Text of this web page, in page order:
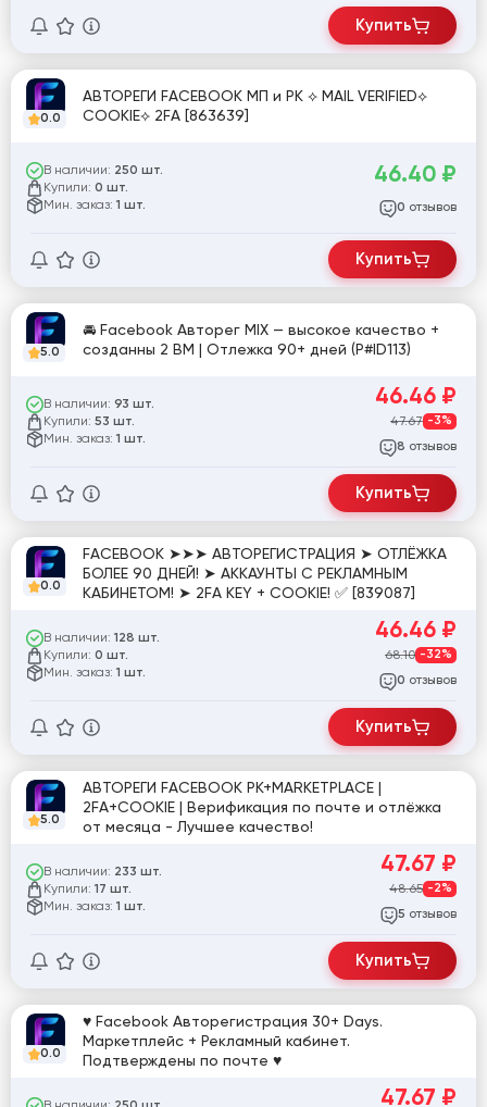
Купить
0.0
АВТОРЕГИ FACEBOOK МП и РК ⟡ MAIL VERIFIED⟡
COOKIE⟡ 2FA [863639]
В наличии: 250 шт.
Купили: 0 шт.
Мин. заказ: 1 шт.
46.40 ₽
0 отзывов
Купить
5.0
🚘 Facebook Авторег MIX — высокое качество +
созданны 2 BM | Отлежка 90+ дней (P#ID113)
В наличии: 93 шт.
Купили: 53 шт.
Мин. заказ: 1 шт.
46.46 ₽
47.67 -3%
8 отзывов
Купить
0.0
FACEBOOK ➤➤➤ АВТОРЕГИСТРАЦИЯ ➤ ОТЛЁЖКА
БОЛЕЕ 90 ДНЕЙ! ➤ АККАУНТЫ С РЕКЛАМНЫМ
КАБИНЕТОМ! ➤ 2FA KEY + COOKIE! ✅ [839087]
В наличии: 128 шт.
Купили: 0 шт.
Мин. заказ: 1 шт.
46.46 ₽
68.10 -32%
0 отзывов
Купить
5.0
АВТОРЕГИ FACEBOOK РК+MARKETPLACE |
2FA+COOKIE | Верификация по почте и отлёжка
от месяца - Лучшее качество!
В наличии: 233 шт.
Купили: 17 шт.
Мин. заказ: 1 шт.
47.67 ₽
48.65 -2%
5 отзывов
Купить
0.0
♥ Facebook Авторегистрация 30+ Days.
Маркетплейс + Рекламный кабинет.
Подтверждены по почте ♥
47.67 ₽